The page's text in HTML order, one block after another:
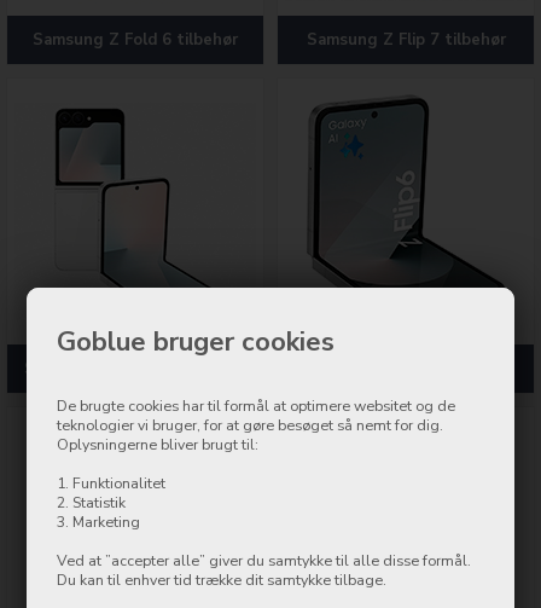
Goblue bruger cookies
De brugte cookies har til formål at optimere websitet og de
teknologier vi bruger, for at gøre besøget så nemt for dig.
Oplysningerne bliver brugt til:
1. Funktionalitet
2. Statistik
3. Marketing
Ved at ”accepter alle” giver du samtykke til alle disse formål.
Du kan til enhver tid trække dit samtykke tilbage.
Samsung Z Fold 6 tilbehør Samsung Z Flip 7 tilbehør
Samsung Z Flip 7 FE tilbehør